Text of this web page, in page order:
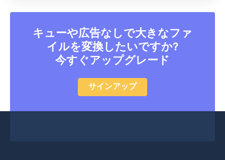
キューや広告なしで大きなファ
イルを変換したいですか?
今すぐアップグレード
サインアップ